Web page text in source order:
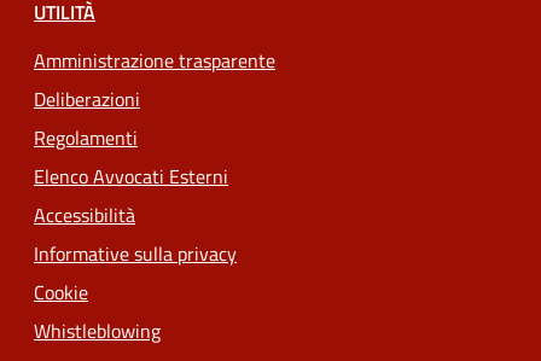
UTILITÀ
Amministrazione trasparente
Deliberazioni
Regolamenti
Elenco Avvocati Esterni
Accessibilità
Informative sulla privacy
Cookie
Whistleblowing